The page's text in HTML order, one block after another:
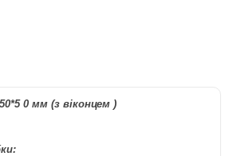
0 мм (з віконцем )